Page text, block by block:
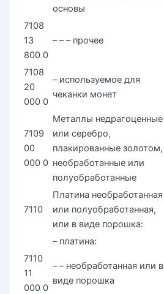
основы
7108
13
800 0
– – – прочее
7108
20
000 0
– используемое для
чеканки монет
7109
00
000 0
Металлы недрагоценные
или серебро,
плакированные золотом,
необработанные или
полуобработанные
7110
Платина необработанная
или полуобработанная,
или в виде порошка:
– платина:
7110
11
000 0
– – необработанная или в
виде порошка